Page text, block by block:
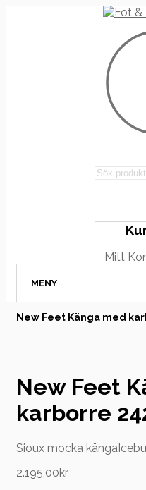
Products
Mitt
MENY
till
New Feet Känga med
New Feet
karborre
Sioux mocka känga
2.195,00kr